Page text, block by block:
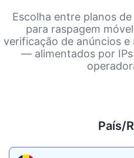
Escolha entre planos
para raspagem
verificação de anúncios
— alimentados por
País/